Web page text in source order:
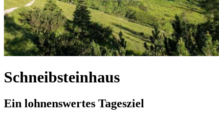
Schneibsteinhaus
Ein lohnenswertes Tagesziel